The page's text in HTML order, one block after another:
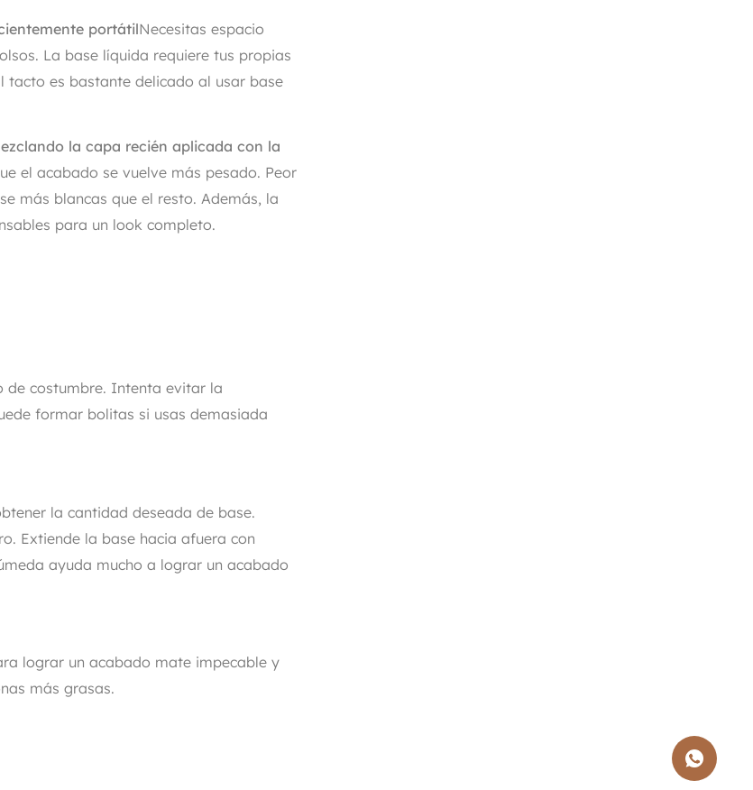
portátilNecesitas espacio
La base líquida requiere tus propias
tacto es bastante delicado al usar base
la capa recién aplicada con la
el acabado se vuelve más pesado. Peor
más blancas que el resto. Además, la
para un look completo.
de costumbre. Intenta evitar la
formar bolitas si usas demasiada
la cantidad deseada de base.
Extiende la base hacia afuera con
ayuda mucho a lograr un acabado
lograr un acabado mate impecable y
más grasas.